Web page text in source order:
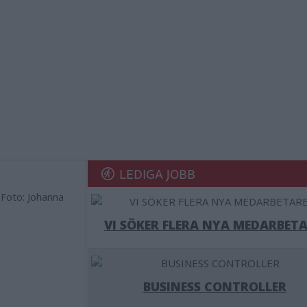
Johanna
LEDIGA JOBB
VI SÖKER FLERA NYA
BUSINESS CONTROLLER